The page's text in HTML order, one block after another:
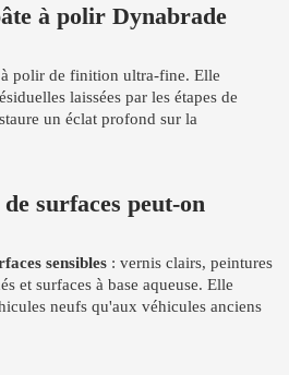
à polir Dynabrade
à polir de finition ultra-fine. Elle
laissées par les étapes de
un éclat profond sur la
surfaces peut-on
sensibles : vernis clairs, peintures
et surfaces à base aqueuse. Elle
neufs qu'aux véhicules anciens